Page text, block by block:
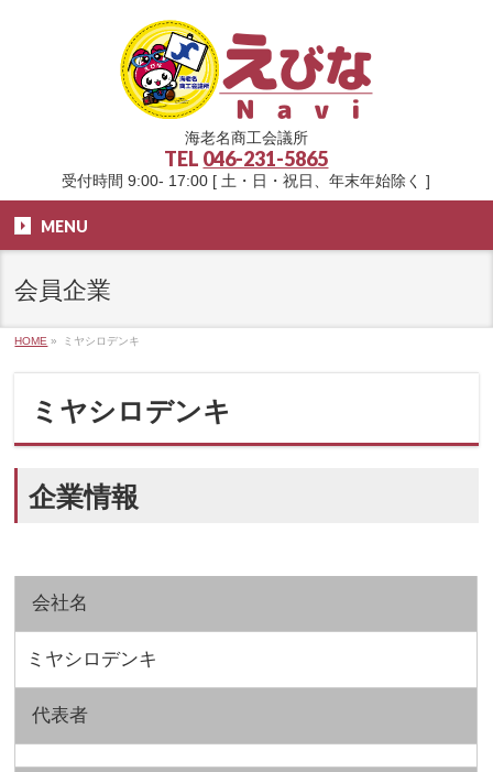
海老名商工会議所
TEL 046-231-5865
受付時間 9:00- 17:00 [ 土・日・祝日、年末年始除く ]
MENU
会員企業
HOME » ミヤシロデンキ
ミヤシロデンキ
企業情報
会社名
ミヤシロデンキ
代表者